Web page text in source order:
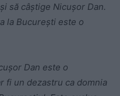
să câștige Nicușor Dan.
la București este o
Dan este o
fi un dezastru ca domnia